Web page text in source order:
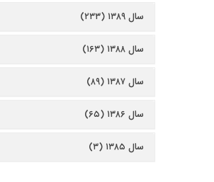
سال ۱۳۸۹ (۲۳۳)
سال ۱۳۸۸ (۱۶۳)
سال ۱۳۸۷ (۸۹)
سال ۱۳۸۶ (۶۵)
سال ۱۳۸۵ (۳)